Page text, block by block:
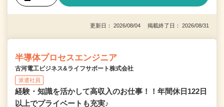
更新日： 2026/08/04 掲載終了日： 2026/08/31
半導体プロセスエンジニア
古河電工ビジネス&ライフサポート株式会社
派遣社員
経験・知識を活かして高収入のお仕事！！年間休日122日
以上でプライベートも充実♪